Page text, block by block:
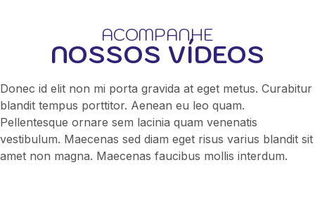
ACOMPANHE
NOSSOS VÍDEOS
Donec id elit non mi porta gravida at eget metus. Curabitur
blandit tempus porttitor. Aenean eu leo quam.
Pellentesque ornare sem lacinia quam venenatis
vestibulum. Maecenas sed diam eget risus varius blandit sit
amet non magna. Maecenas faucibus mollis interdum.